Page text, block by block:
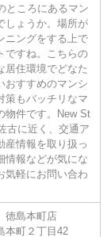
ところにあるマン
しょうか。場所が
ニングをする上で
ですね。こちらの
居住環境でどなた
おすすめのマンシ
策もバッチリなマ
物件です。New St
古に近く、交通ア
産情報を取り扱っ
情報などが気にな
気軽にお問い合わ
島本町店
本町２丁目42